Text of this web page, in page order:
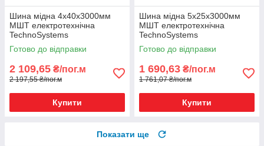
Шина мідна 4х40х3000мм
МШТ електротехнічна
TechnoSystems
Готово до відправки
2 109,65 ₴/пог.м
2 197,55 ₴/пог.м
Купити
Шина мідна 5х25х3000мм
МШТ електротехнічна
TechnoSystems
Готово до відправки
1 690,63 ₴/пог.м
1 761,07 ₴/пог.м
Купити
Показати ще